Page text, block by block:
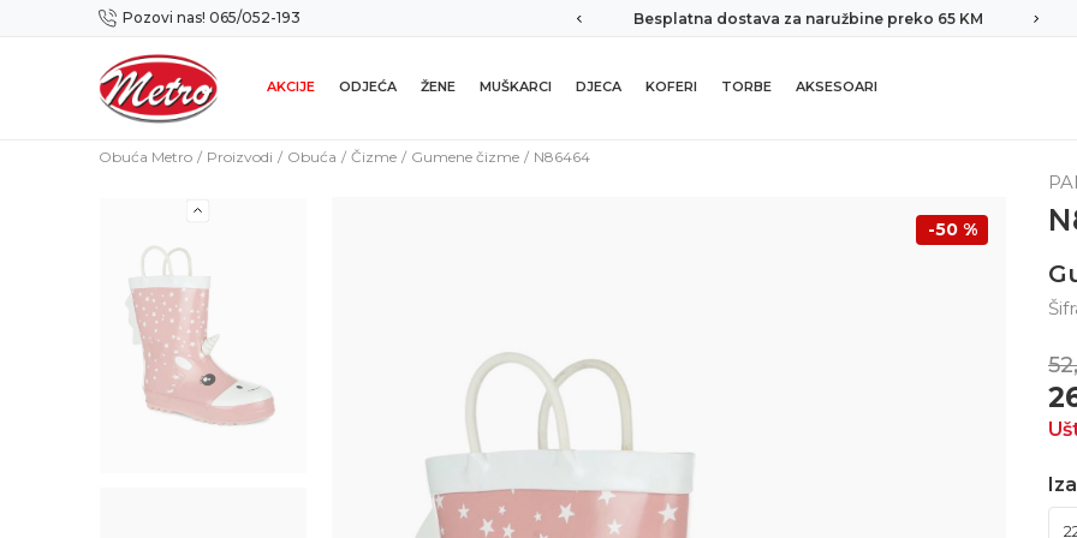
Pozovi nas! 065/052-193
Preuzmi NOVU Metro mobilnu aplikaciju! Besplatna dostava za naružbine preko 65 KM
AKCIJE ODJEĆA ŽENE MUŠKARCI DJECA KOFERI TORBE AKSESOARI
Obuća Metro Proizvodi Obuća Čizme Gumene čizme N86464
-50 %